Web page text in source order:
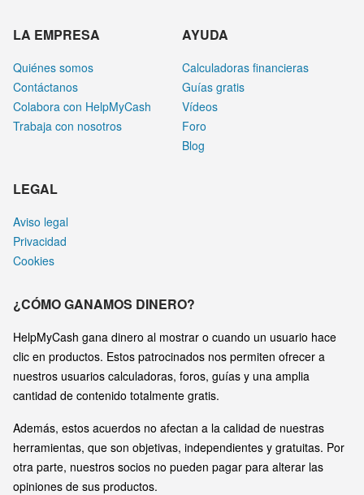
LA EMPRESA
Quiénes somos
Contáctanos
Colabora con HelpMyCash
Trabaja con nosotros
AYUDA
Calculadoras financieras
Guías gratis
Vídeos
Foro
Blog
LEGAL
Aviso legal
Privacidad
Cookies
¿CÓMO GANAMOS DINERO?
HelpMyCash gana dinero al mostrar o cuando un usuario hace
clic en productos. Estos patrocinados nos permiten ofrecer a
nuestros usuarios calculadoras, foros, guías y una amplia
cantidad de contenido totalmente gratis.
Además, estos acuerdos no afectan a la calidad de nuestras
herramientas, que son objetivas, independientes y gratuitas. Por
otra parte, nuestros socios no pueden pagar para alterar las
opiniones de sus productos.